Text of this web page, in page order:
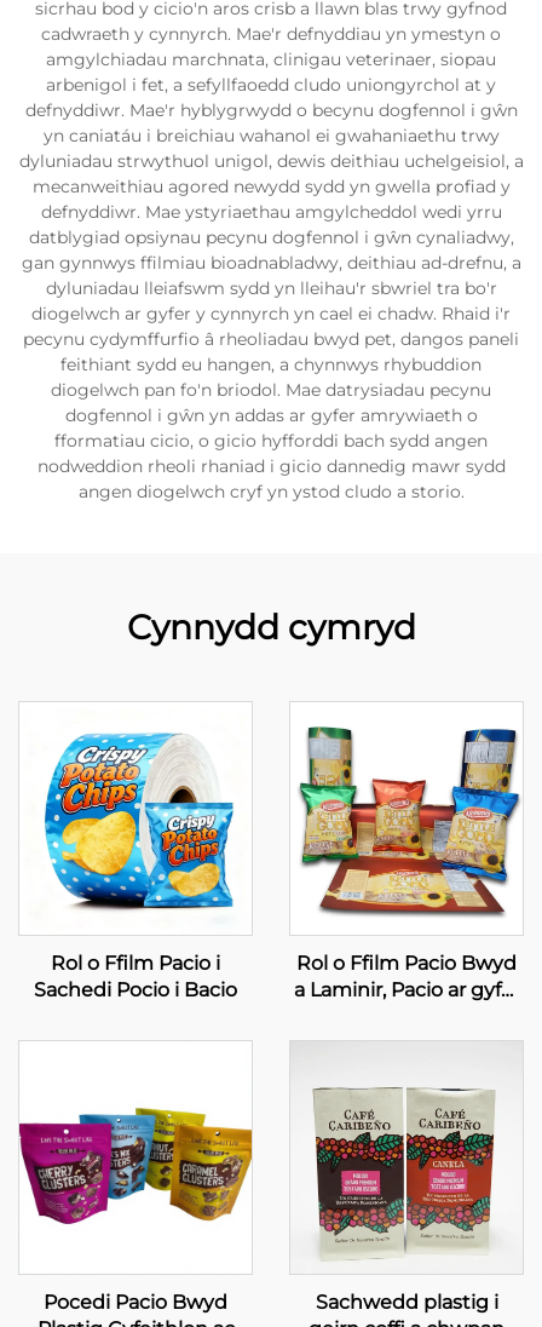
sicrhau bod y cicio'n aros crisb a llawn blas trwy gyfnod
cadwraeth y cynnyrch. Mae'r defnyddiau yn ymestyn o
amgylchiadau marchnata, clinigau veterinaer, siopau
arbenigol i fet, a sefyllfaoedd cludo uniongyrchol at y
defnyddiwr. Mae'r hyblygrwydd o becynu dogfennol i gŵn
yn caniatáu i breichiau wahanol ei gwahaniaethu trwy
dyluniadau strwythuol unigol, dewis deithiau uchelgeisiol, a
mecanweithiau agored newydd sydd yn gwella profiad y
defnyddiwr. Mae ystyriaethau amgylcheddol wedi yrru
datblygiad opsiynau pecynu dogfennol i gŵn cynaliadwy,
gan gynnwys ffilmiau bioadnabladwy, deithiau ad-drefnu, a
dyluniadau lleiafswm sydd yn lleihau'r sbwriel tra bo'r
diogelwch ar gyfer y cynnyrch yn cael ei chadw. Rhaid i'r
pecynu cydymffurfio â rheoliadau bwyd pet, dangos paneli
feithiant sydd eu hangen, a chynnwys rhybuddion
diogelwch pan fo'n briodol. Mae datrysiadau pecynu
dogfennol i gŵn yn addas ar gyfer amrywiaeth o
fformatiau cicio, o gicio hyfforddi bach sydd angen
nodweddion rheoli rhaniad i gicio dannedig mawr sydd
angen diogelwch cryf yn ystod cludo a storio.
Cynnydd cymryd
Rol o Ffilm Pacio i
Sachedi Pocio i Bacio
Rol o Ffilm Pacio Bwyd
a Laminir, Pacio ar gyfer
Pocedi Argraffedig
Pocedi Pacio Bwyd
Sachwedd plastig i